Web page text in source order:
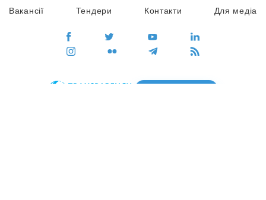
Вакансії Тендери Контакти Для медіа